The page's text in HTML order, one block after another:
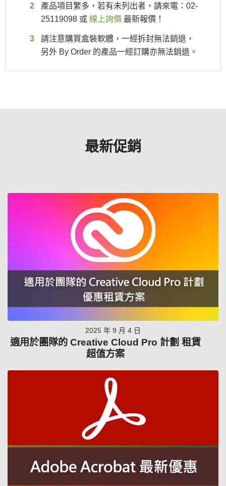
產品項目繁多，若有未列出者，請來電：02-
25119098 或 線上詢價 最新報價！
請注意購買盒裝軟體，一經拆封無法銷退，
另外 By Order 的產品一經訂購亦無法銷退。
最新促銷
2025 年 9 月 4 日
適用於團隊的 Creative Cloud Pro 計劃 租賃
超值方案